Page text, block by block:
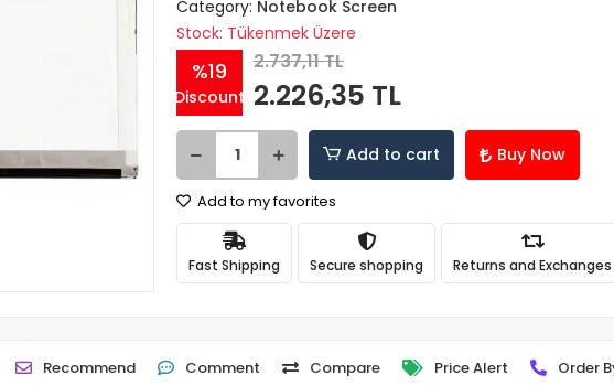
Category: Notebook Screen
Stock: Tükenmek Üzere
%19
Discount
2.737,11 TL
2.226,35 TL
Add to cart Buy Now
Add to my favorites
Fast Shipping Secure shopping Returns and Exchanges
Recommend Comment Compare Price Alert Order